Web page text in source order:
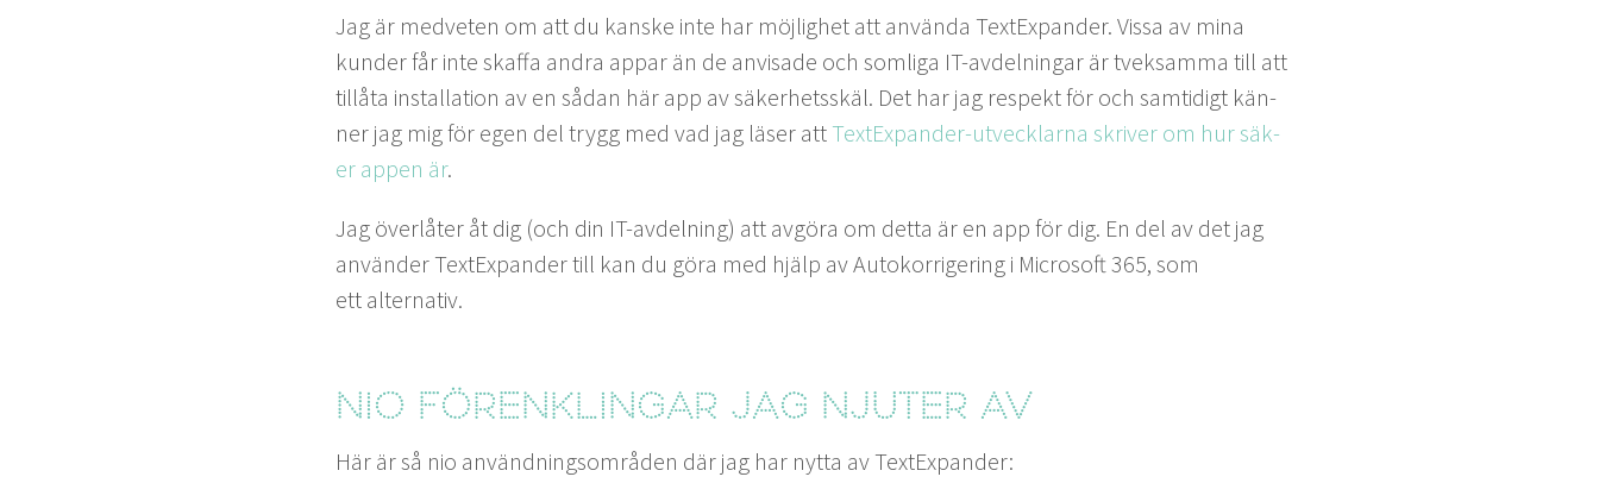
Jag är med­veten om att du kanske inte har möj­lighet att använ­da Tex­tEx­pander. Vis­sa av mina
kun­der får inte skaf­fa andra appar än de anvisade och som­li­ga IT-avdel­ningar är tvek­sam­ma till att
tillå­ta instal­la­tion av en sådan här app av säk­er­hetsskäl. Det har jag respekt för och sam­tidigt kän­
ner jag mig för egen del trygg med vad jag läs­er att Tex­tEx­pander-utveck­lar­na skriv­er om hur säk­
er appen är.
Jag över­låter åt dig (och din IT-avdel­ning) att avgöra om det­ta är en app för dig. En del av det jag
använ­der Tex­tEx­pander till kan du göra med hjälp av Autoko­r­riger­ing i Microsoft365, som
ett alternativ.
Nio fören­klin­gar jag njuter av
Här är så nio använd­ning­som­rå­den där jag har nyt­ta av TextExpander: